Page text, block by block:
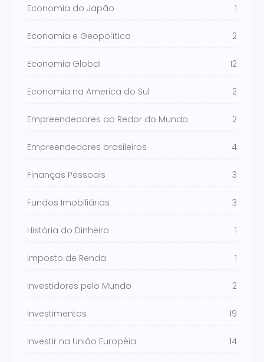
Economia do Japão 1
Economia e Geopolítica 2
Economia Global 12
Economia na America do Sul 2
Empreendedores ao Redor do Mundo 2
Empreendedores brasileiros 4
Finanças Pessoais 3
Fundos Imobiliários 3
História do Dinheiro 1
Imposto de Renda 1
Investidores pelo Mundo 2
Investimentos 19
Investir na União Européia 14